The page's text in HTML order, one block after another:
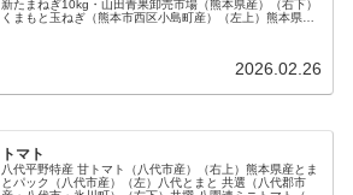
新たまねぎ10kg・山田青果卸売市場（熊本県産）（右下）
くまもと玉ねぎ（熊本市西区小島町産）（左上）熊本県産
2026.02.26
トマト
八代平野特産 甘トマト（八代市産）（右上）熊本県産とま
とパック（八代市産）（左）八代とまと 共選（八代郡市